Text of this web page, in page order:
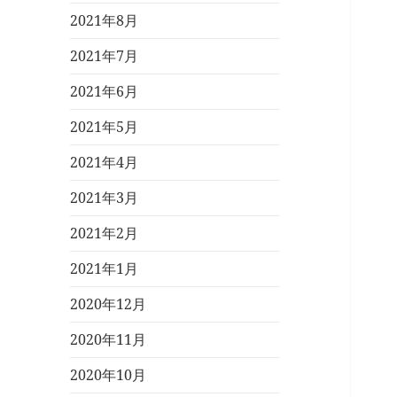
2021年8月
2021年7月
2021年6月
2021年5月
2021年4月
2021年3月
2021年2月
2021年1月
2020年12月
2020年11月
2020年10月